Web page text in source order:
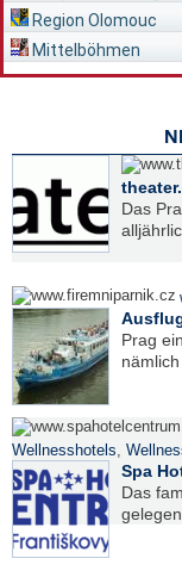
Region Olomouc
Mittelböhmen
Das
Prag
Wellnesshotels,
Spa
Das